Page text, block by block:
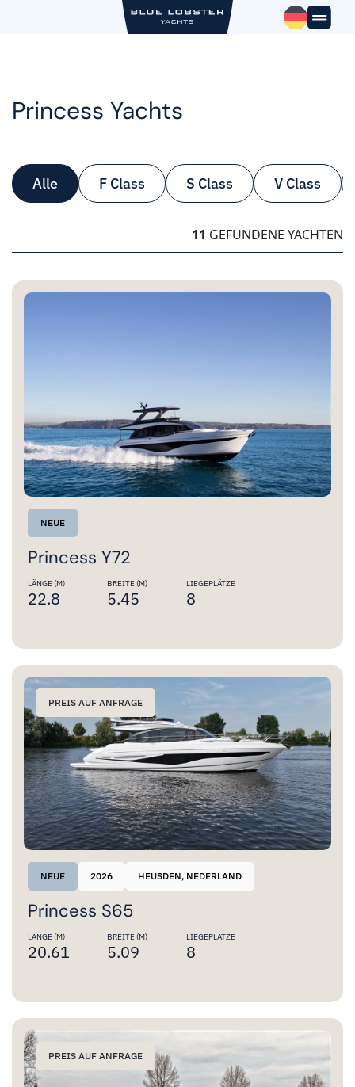
Princess Yachts
Alle F Class S Class V Class
11 GEFUNDENE YACHTEN
NEUE
Princess Y72
LÄNGE (M)
22.8
BREITE (M)
5.45
LIEGEPLÄTZE
8
PREIS AUF ANFRAGE
NEUE 2026 HEUSDEN, NEDERLAND
Princess S65
LÄNGE (M)
20.61
BREITE (M)
5.09
LIEGEPLÄTZE
8
PREIS AUF ANFRAGE